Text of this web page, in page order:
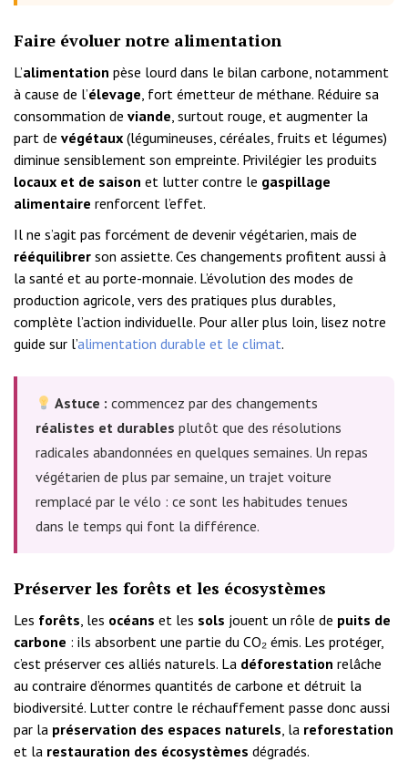
Faire évoluer notre alimentation
L’alimentation pèse lourd dans le bilan carbone, notamment
à cause de l’élevage, fort émetteur de méthane. Réduire sa
consommation de viande, surtout rouge, et augmenter la
part de végétaux (légumineuses, céréales, fruits et légumes)
diminue sensiblement son empreinte. Privilégier les produits
locaux et de saison et lutter contre le gaspillage
alimentaire renforcent l’effet.
Il ne s’agit pas forcément de devenir végétarien, mais de
rééquilibrer son assiette. Ces changements profitent aussi à
la santé et au porte-monnaie. L’évolution des modes de
production agricole, vers des pratiques plus durables,
complète l’action individuelle. Pour aller plus loin, lisez notre
guide sur l’alimentation durable et le climat.
Astuce : commencez par des changements
réalistes et durables plutôt que des résolutions
radicales abandonnées en quelques semaines. Un repas
végétarien de plus par semaine, un trajet voiture
remplacé par le vélo : ce sont les habitudes tenues
dans le temps qui font la différence.
Préserver les forêts et les écosystèmes
Les forêts, les océans et les sols jouent un rôle de puits de
carbone : ils absorbent une partie du CO₂ émis. Les protéger,
c’est préserver ces alliés naturels. La déforestation relâche
au contraire d’énormes quantités de carbone et détruit la
biodiversité. Lutter contre le réchauffement passe donc aussi
par la préservation des espaces naturels, la reforestation
et la restauration des écosystèmes dégradés.